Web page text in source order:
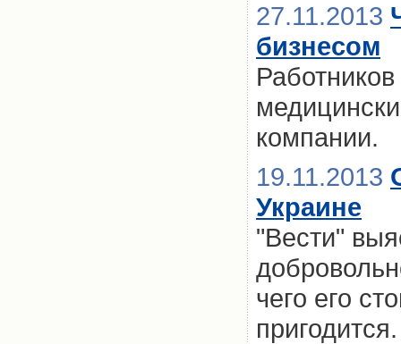
27.11.2013
бизнесом
компании.
19.11.2013
Украине
"Вести"
чего его
пригодится.